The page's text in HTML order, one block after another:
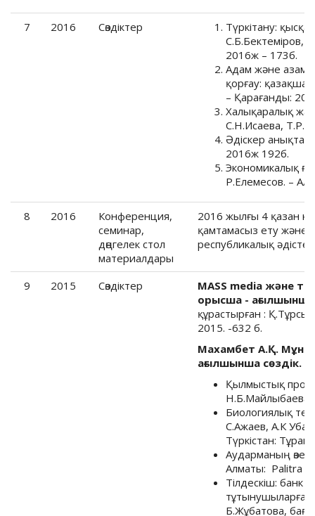
7 2016 Cөздіктер
Түркітану:
С.Б.Бектеміров,
2016ж – 173б.
Адам және
қорғау: қазақша
– Қарағанды:
Халықаралық
С.Н.Исаева,
Әдіскер
2016ж 192б.
Экономикалық
Р.Елемесов. –
8 2016
Конференция,
семинар,
дөңгелек стол
материалдары
2016 жылғы 4 қазан
қамтамасыз ету және
республикалық
9 2015 Cөздіктер
МАSS media және
орысша - ағылшынша
құрастырған :
2015. -632 б.
Махамбет А.Қ.
ағылшынша сөздік.
Қылмыстық
Н.Б.Майлыбаева.
Биологиялық
С.Ажаев, А.К
Түркістан:
Аударманың
Алматы: Palitra –
Тілдескіш: банк
тұтынушыларға
Б.Жұбатова,